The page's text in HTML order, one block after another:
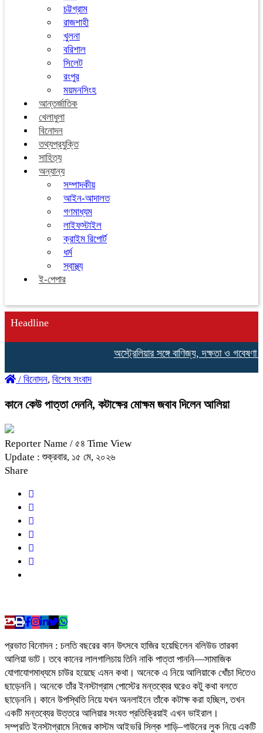
চট্টগ্রাম
রাজশাহী
খুলনা
বরিশাল
সিলেট
রংপুর
ময়মনসিংহ
আন্তর্জাতিক
খেলাধুলা
বিনোদন
তথ্যপ্রযুক্তি
সাহিত্য
অন্যান্য
সম্পাদকীয়
আইন-আদালত
গণমাধ্যম
লাইফস্টাইল
ক্রাইম রিপোর্ট
ধর্ম
স্বাস্থ্য
ই-পেপার
Headline
অস্ট্রেলিয়ার সঙ্গে বাণিজ্য, দক্ষতা ও গবেষণা
/ বিনোদন, বিশেষ সংবাদ
কানে কেউ পাত্তা দেননি, কটাক্ষের মোক্ষম জবাব দিলেন আলিয়া
Reporter Name / ৫৪ Time View
Update : শুক্রবার, ১৫ মে, ২০২৬
Share
প্রভাত বিনোদন : চলতি বছরের কান উৎসবে হাজির হয়েছিলেন বলিউড তারকা
আলিয়া ভাট। তবে কানের লালগালিচায় তিনি নাকি পাত্তা পাননি—সামাজিক
যোগাযোগমাধ্যমে চাউর হয়েছে এমন কথা। অনেকে এ নিয়ে আলিয়াকে খোঁচা দিতেও
ছাড়েননি। অনেকে তাঁর ইনস্টাগ্রাম পোস্টের মন্তব্যের ঘরেও কটু কথা বলতে
ছাড়েননি। কানে উপস্থিতি নিয়ে যখন অনলাইনে তাঁকে কটাক্ষ করা হচ্ছিল, তখন
একটি মন্তব্যের উত্তরে আলিয়ার সংযত প্রতিক্রিয়াই এখন ভাইরাল।
সম্প্রতি ইনস্টাগ্রামে নিজের কাস্টম আইভরি সিল্ক শাড়ি–গাউনের লুক নিয়ে একটি